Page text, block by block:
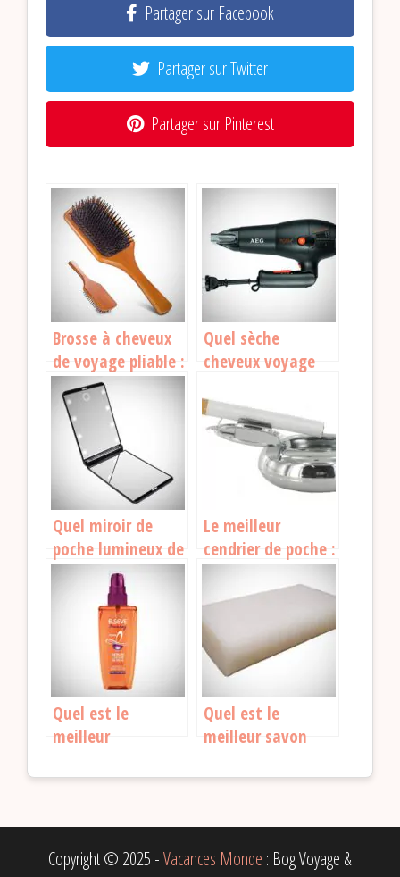
Partager sur Facebook
Partager sur Twitter
Partager sur Pinterest
Brosse à cheveux
de voyage pliable :
laquelle choisir ?
Quel sèche
cheveux voyage
2026 ?
Quel miroir de
poche lumineux de
voyage est le
meilleur en 2026 ?
Le meilleur
cendrier de poche :
pour voyageurs
responsables
Quel est le
meilleur
voyage pour partir
Quel est le
meilleur savon
voyager ?
Copyright © 2025 -Vacances Monde : Bog Voyage &